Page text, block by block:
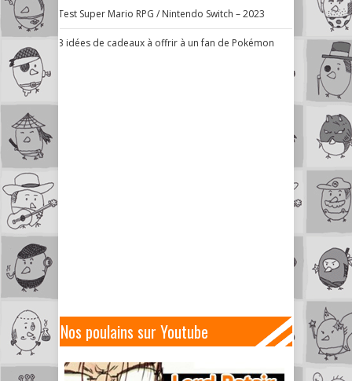
Test Super Mario RPG / Nintendo Switch – 2023
3 idées de cadeaux à offrir à un fan de Pokémon
Nos poulains sur Youtube